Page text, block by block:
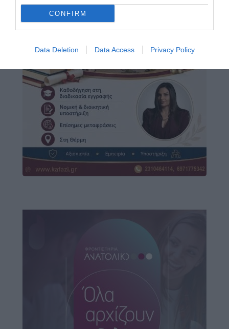
CONFIRM
Data Deletion Data Access Privacy Policy